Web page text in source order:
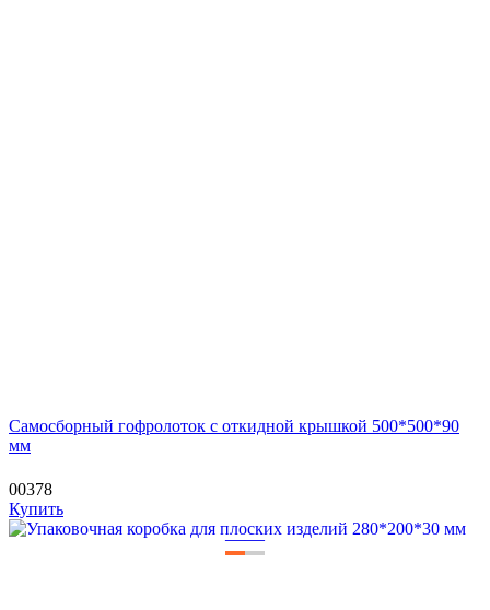
Самосборный гофролоток с откидной крышкой 500*500*90
мм
00378
Купить
——